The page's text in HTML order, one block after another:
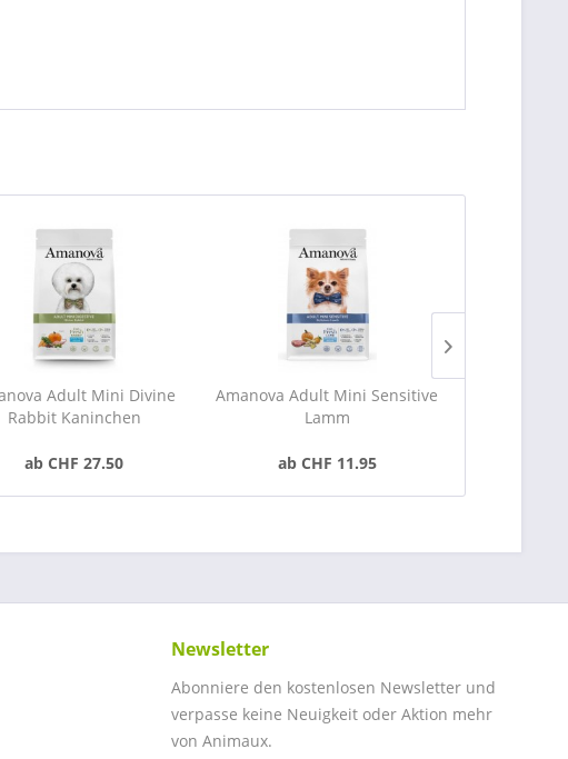
Adult Mini Divine
Rabbit Kaninchen
ab CHF 27.50
Amanova Adult Mini Sensitive
Lamm
ab CHF 11.95
Newsletter
Abonniere den kostenlosen Newsletter und
verpasse keine Neuigkeit oder Aktion mehr
von Animaux.